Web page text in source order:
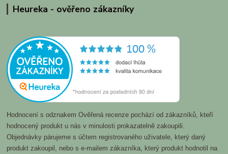
Heureka - ověřeno zákazníky
Hodnocení s odznakem Ověřená recenze pochází od zákazníků, kteří
hodnocený produkt u nás v minulosti prokazatelně zakoupili.
Objednávky párujeme s účtem registrovaného uživatele, který daný
produkt zakoupil, nebo s e-mailem zákazníka, který produkt hodnotil na